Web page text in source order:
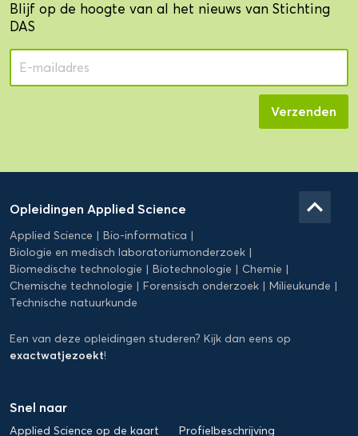
Blijf op de hoogte van al het nieuws van Stichting
DAS
Applied
Science
Opleidingen Applied Science
Applied Science
Bio-informatica
Biologie en medisch laboratoriumonderzoek
Biomedische technologie
Biotechnologie
Chemie
Chemische technologie
Forensisch onderzoek
Milieukunde
Technische natuurkunde
Een van deze opleidingen studeren? Kijk dan eens op
exactwatjezoekt!
Snel naar
Applied Science op de kaart
Profielbeschrijving
keyboard_arrow_up